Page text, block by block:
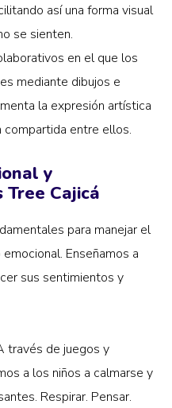
así una forma visual
se sienten.
en el que los
mediante dibujos e
la expresión artística
entre ellos.
y
Cajicá
para manejar el
Enseñamos a
sus sentimientos y
través de juegos y
a los niños a calmarse y
Respirar. Pensar.